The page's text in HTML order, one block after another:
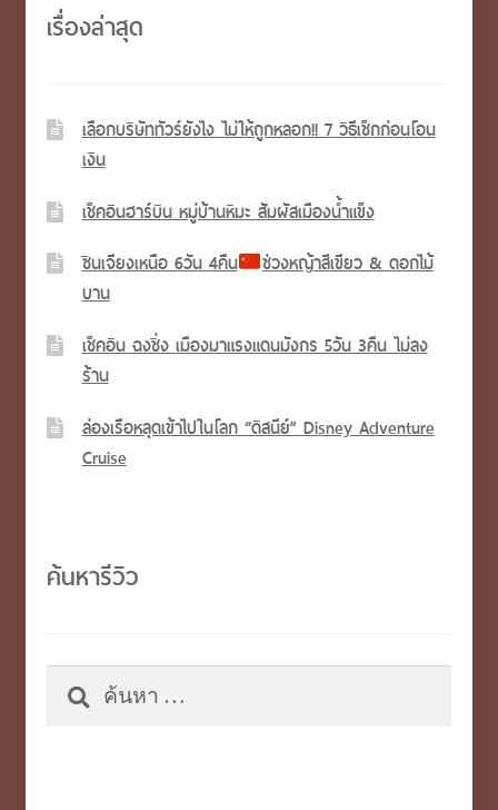
เรื่องล่าสุด
เลือกบริษัททัวร์ยังไง ไม่ให้ถูกหลอก!! 7 วิธีเช็กก่อนโอน
เงิน
เช็คอินฮาร์บิน หมู่บ้านหิมะ สัมผัสเมืองน้ำแข็ง
ซินเจียงเหนือ 6วัน 4คืน
ช่วงหญ้าสีเขียว & ดอกไม้
บาน
เช็คอิน ฉงชิ่ง เมืองมาแรงแดนมังกร 5วัน 3คืน ไม่ลง
ร้าน
ล่องเรือหลุดเข้าไปในโลก “ดิสนีย์” Disney Adventure
Cruise
ค้นหารีวิว
ค้นหา
สำหรับ: